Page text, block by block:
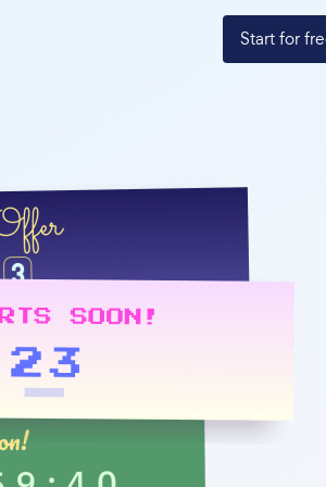
Start for